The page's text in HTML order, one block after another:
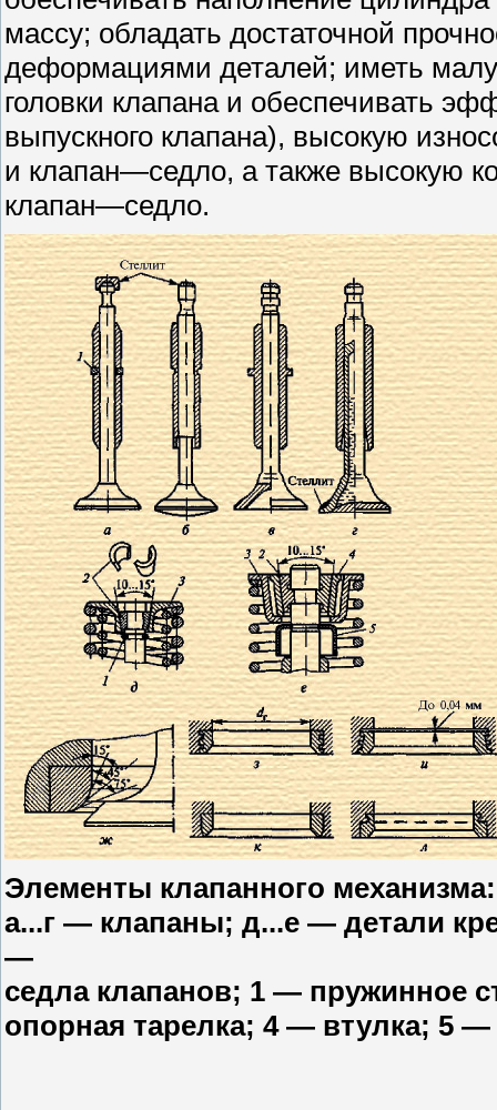
массу; обладать достаточной
деформациями деталей; иметь
головки клапана и обеспечивать
выпускного клапана), высокую
и клапан—седло, а также высокую
клапан—седло.
Элементы клапанного механизма:
а...г — клапаны; д...е — детали
—
седла клапанов; 1 — пружинное
опорная тарелка; 4 — втулка; 5 —